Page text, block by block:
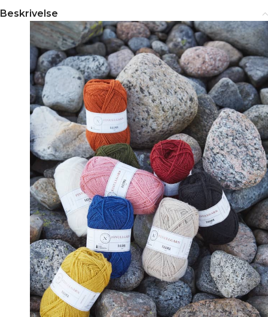
Beskrivelse